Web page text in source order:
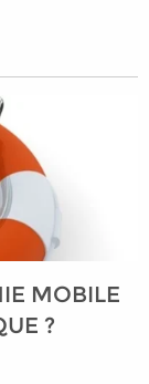
MOBILE
?